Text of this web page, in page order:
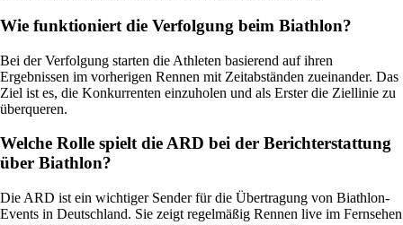
Wie funktioniert die Verfolgung beim Biathlon?
Bei der Verfolgung starten die Athleten basierend auf ihren
Ergebnissen im vorherigen Rennen mit Zeitabständen zueinander. Das
Ziel ist es, die Konkurrenten einzuholen und als Erster die Ziellinie zu
überqueren.
Welche Rolle spielt die ARD bei der Berichterstattung
über Biathlon?
Die ARD ist ein wichtiger Sender für die Übertragung von Biathlon-
Events in Deutschland. Sie zeigt regelmäßig Rennen live im Fernsehen